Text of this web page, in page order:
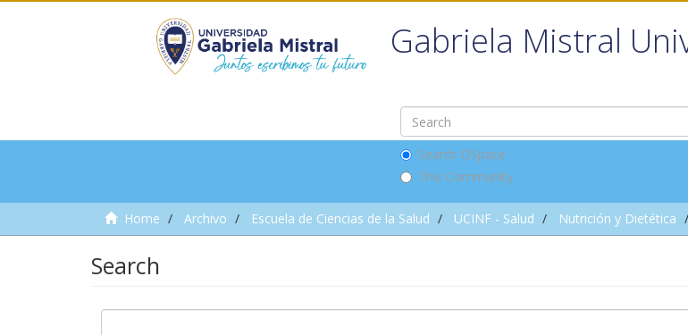
Gabriela Mistral
Search DSpace
This Community
Home Archivo Escuela de Ciencias de la Salud UCINF - Salud Nutrición y Dietética
Search